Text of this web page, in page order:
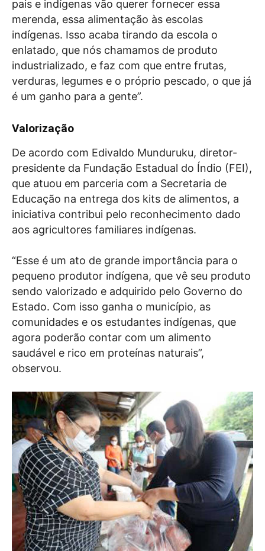
pais e indígenas vão querer fornecer essa
merenda, essa alimentação às escolas
indígenas. Isso acaba tirando da escola o
enlatado, que nós chamamos de produto
industrializado, e faz com que entre frutas,
verduras, legumes e o próprio pescado, o que já
é um ganho para a gente”.
Valorização
De acordo com Edivaldo Munduruku, diretor-
presidente da Fundação Estadual do Índio (FEI),
que atuou em parceria com a Secretaria de
Educação na entrega dos kits de alimentos, a
iniciativa contribui pelo reconhecimento dado
aos agricultores familiares indígenas.
“Esse é um ato de grande importância para o
pequeno produtor indígena, que vê seu produto
sendo valorizado e adquirido pelo Governo do
Estado. Com isso ganha o município, as
comunidades e os estudantes indígenas, que
agora poderão contar com um alimento
saudável e rico em proteínas naturais”,
observou.